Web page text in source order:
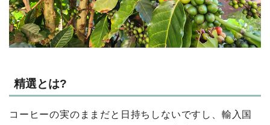
精選とは?
コーヒーの実のままだと⽇持ちしないですし、輸⼊国